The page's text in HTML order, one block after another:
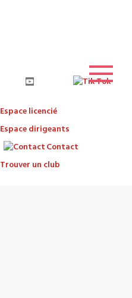
Espace licencié
Espace dirigeants
Contact
Trouver un club